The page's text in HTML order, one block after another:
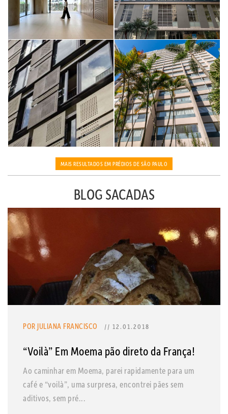
MAIS RESULTADOS EM PRÉDIOS DE SÃO PAULO
BLOG SACADAS
POR JULIANA FRANCISCO // 12.01.2018
“Voilà” Em Moema pão direto da França!
Ao caminhar em Moema, parei rapidamente para um
café e “voilà”, uma surpresa, encontrei pães sem
aditivos, sem pré...